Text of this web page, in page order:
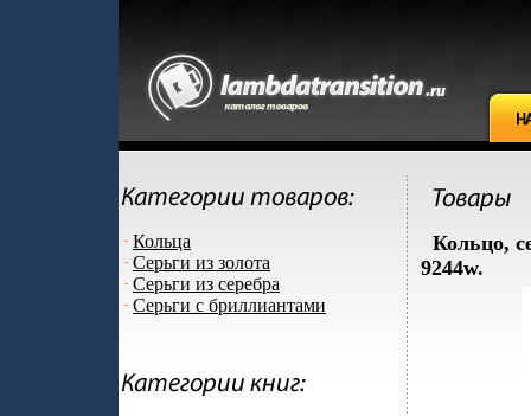
Кольца
Серьги из золота
Серьги из серебра
Серьги с бриллиантами
Кольцо,
9244w.